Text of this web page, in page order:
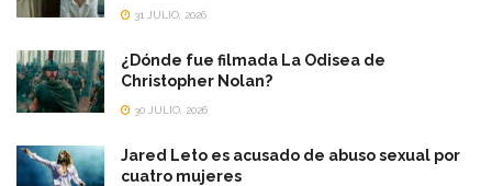
31 JULIO, 2026
¿Dónde fue filmada La Odisea de
Christopher Nolan?
30 JULIO, 2026
Jared Leto es acusado de abuso sexual por
cuatro mujeres